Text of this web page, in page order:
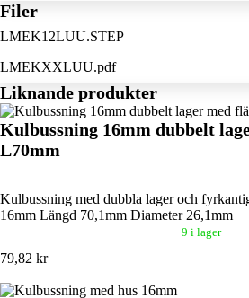
Filer
LMEK12LUU.STEP
LMEKXXLUU.pdf
Liknande produkter
Kulbussning 16mm dubbelt
L70mm
Kulbussning med dubbla lager och
16mm Längd 70,1mm Diameter 26,1mm
9 i lager
79,82 kr